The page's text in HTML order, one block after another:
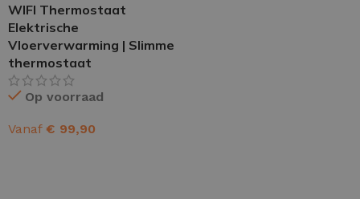
WIFI Thermostaat
Elektrische
Vloerverwarming | Slimme
thermostaat
Op voorraad
Vanaf € 99,90